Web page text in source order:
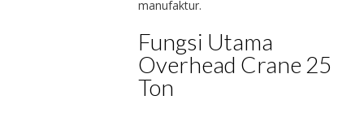
manufaktur.
Fungsi Utama
Overhead Crane 25
Ton